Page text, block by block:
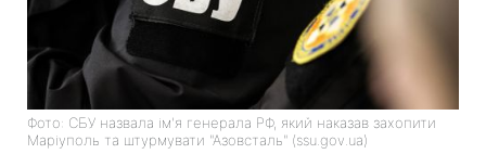
Фото: СБУ назвала ім'я генерала РФ, який наказав захопити
Маріуполь та штурмувати "Азовсталь" (ssu.gov.ua)